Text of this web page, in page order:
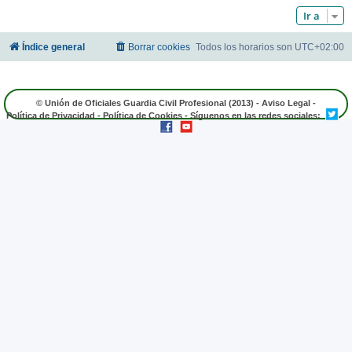
Ir a
Índice general Todos los horarios son UTC+02:00
Borrar cookies
© Unión de Oficiales Guardia Civil Profesional (2013) - Aviso Legal -
Política de Privacidad - Política de Cookies - Síguenos en las redes sociales: